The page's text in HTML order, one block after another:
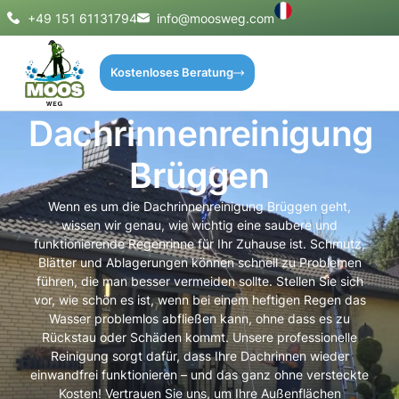
+49 151 61131794 info@moosweg.com
Kostenloses Beratung
Dachrinnenreinigung
Brüggen
Wenn es um die Dachrinnenreinigung Brüggen geht,
wissen wir genau, wie wichtig eine saubere und
funktionierende Regenrinne für Ihr Zuhause ist. Schmutz,
Blätter und Ablagerungen können schnell zu Problemen
führen, die man besser vermeiden sollte. Stellen Sie sich
vor, wie schön es ist, wenn bei einem heftigen Regen das
Wasser problemlos abfließen kann, ohne dass es zu
Rückstau oder Schäden kommt. Unsere professionelle
Reinigung sorgt dafür, dass Ihre Dachrinnen wieder
einwandfrei funktionieren – und das ganz ohne versteckte
Kosten! Vertrauen Sie uns, um Ihre Außenflächen